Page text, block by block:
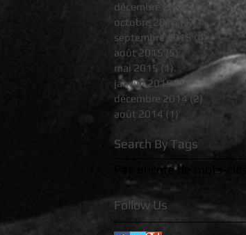
décembre 2015
(1)
1 post
octobre 2015
(1)
1 post
septembre 2015 (4)4 posts
août 2015 (5) 5 posts
mai 2015 (1) 1 post
janvier 2015(1) 1 post
décembre 2014(2)
août 2014 (1)
Search By Tags
Pas encore de mots-clés.
Follow Us